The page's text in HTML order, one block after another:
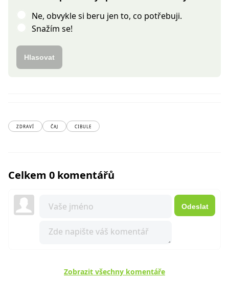
Ne, obvykle si beru jen to, co potřebuji.
Snažím se!
Hlasovat
ZDRAVÍ ČAJ CIBULE
Celkem 0 komentářů
Odeslat
Zobrazit všechny komentáře